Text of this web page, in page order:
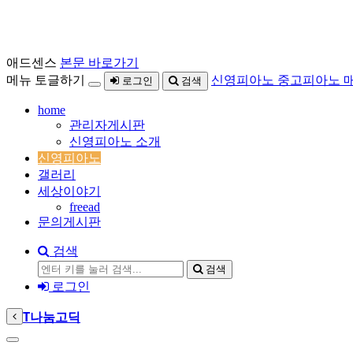
애드센스 본문 바로가기
메뉴 토글하기
로그인 검색 신영피아노 중고피아노
home
관리자게시판
신영피아노 소개
신영피아노
갤러리
세상이야기
freead
문의게시판
검색
검색
로그인
T나눔고딕